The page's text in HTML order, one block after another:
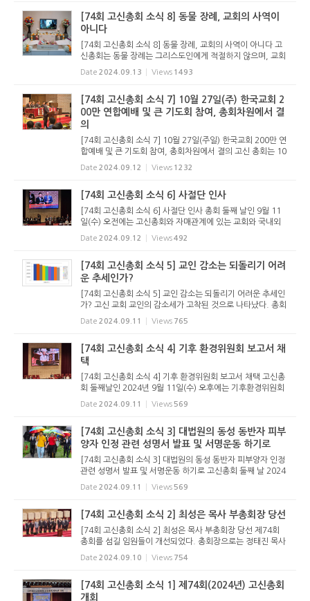
[74회 고신총회 소식 8] 동물 장례, 교회의 사역이
아니다
[74회 고신총회 소식 8] 동물 장례, 교회의 사역이 아니다 고
신총회는 동물 장례는 그리스도인에게 적절하지 않으며, 교회
의 사역이 아니라는 고려신학대학원 교수회 보고서를 그대로
받았다. 지난 73회(2023년) 총회는 경남김해노회가 질의한 2
Date 2024.09.13 Views 1493
[74회 고신총회 소식 7] 10월 27일(주) 한국교회 2
00만 연합예배 및 큰 기도회 참여, 총회차원에서 결
의
[74회 고신총회 소식 7] 10월 27일(주일) 한국교회 200만 연
합예배 및 큰 기도회 참여, 총회차원에서 결의 고신 총회는 10
월 27일 주일 오후 2시에 광화문 광장에서 개최하는 “한국교
회 200만 연합예배 및 큰 기도회" 참여를 총회차원에서 결의
Date 2024.09.12 Views 1232
[74회 고신총회 소식 6] 사절단 인사
[74회 고신총회 소식 6] 사절단 인사 총회 둘째 날인 9월 11
일(수) 오전에는 고신총회와 자매관계에 있는 교회와 국내외
각 기관의 사절단이 방문하여 인사를 했다. CTS 최현탁 사장
은 황우중 전무(대외협력담당), 정승귀 지사장(CTS 중부방송)
Date 2024.09.12 Views492
[74회 고신총회 소식 5] 교인 감소는 되돌리기 어려
운 추세인가?
[74회 고신총회 소식 5] 교인 감소는 되돌리기 어려운 추세인
가? 고신 교회 교인의 감소세가 고착된 것으로 나타났다. 총회
보고서에 의하면, 2024년 2월 기준으로 등록교인은 378,37
6명이며, 이는 지난해 385,186명에 비해 6,810명이 줄어든
Date 2024.09.11 Views 765
[74회 고신총회 소식 4] 기후 환경위원회 보고서 채
택
[74회 고신총회 소식 4] 기후 환경위원회 보고서 채택 고신총
회 둘째날인 2024년 9월 11일(수) 오후에는 기후환경위원회
의 보고서 채택이 있었다. 기후환경위원회는 지난 한해 동안 3
차례의 간담회와 2차례의 토론회를 거쳐 2024년 5월 9일에
Date 2024.09.11 Views 569
[74회 고신총회 소식 3] 대법원의 동성 동반자 피부
양자 인정 관련 성명서 발표 및 서명운동 하기로
[74회 고신총회 소식 3] 대법원의 동성 동반자 피부양자 인정
관련 성명서 발표 및 서명운동 하기로 고신총회 둘째 날 2024
년 9월 11일(수) 오후에는 대사회관계위원회가 청원한 성명서
를 채택하고 서명운동하기로 결의했다. 대사회관계위원회는
Date 2024.09.11 Views 569
[74회 고신총회 소식 2] 최성은 목사 부총회장 당선
[74회 고신총회 소식 2] 최성은 목사 부총회장 당선 제74회
총회를 섬길 임원들이 개선되었다. 총회장으로는 정태진 목사
(경남진주노회 진주성광교회)가 당선되었으며, 2명이 출마해
경합을 벌인 목사 부총회장에는 최성은 목사가 당선되었다. 최
Date 2024.09.10 Views 754
[74회 고신총회 소식 1] 제74회(2024년) 고신총회
개회